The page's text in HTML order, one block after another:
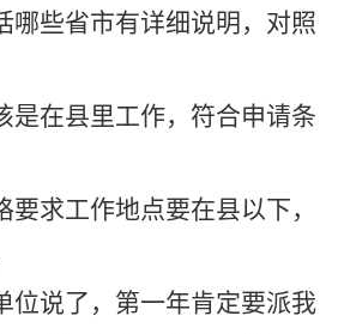
哪些省市有详细说明，对照
是在县里工作，符合申请条
求工作地点要在县以下，
位说了，第一年肯定要派我